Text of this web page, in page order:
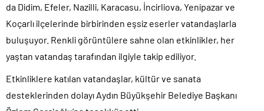
da Didim, Efeler, Nazilli, Karacasu, İncirliova, Yenipazar ve
Koçarlı ilçelerinde birbirinden eşsiz eserler vatandaşlarla
buluşuyor. Renkli görüntülere sahne olan etkinlikler, her
yaştan vatandaş tarafından ilgiyle takip ediliyor.
Etkinliklere katılan vatandaşlar, kültür ve sanata
desteklerinden dolayı Aydın Büyükşehir Belediye Başkanı